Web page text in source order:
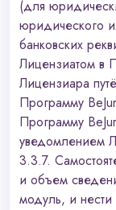
(для
юридического
банковских
Лицензиатом в
Лицензиара
Программу
Программу
уведомлением
3.3.7.
и объем
модуль, и нести